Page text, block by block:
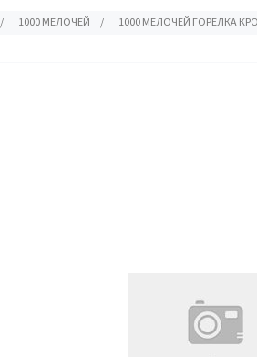
/ 1000 МЕЛОЧЕЙ / 1000 МЕЛОЧЕЙ ГОРЕЛКА